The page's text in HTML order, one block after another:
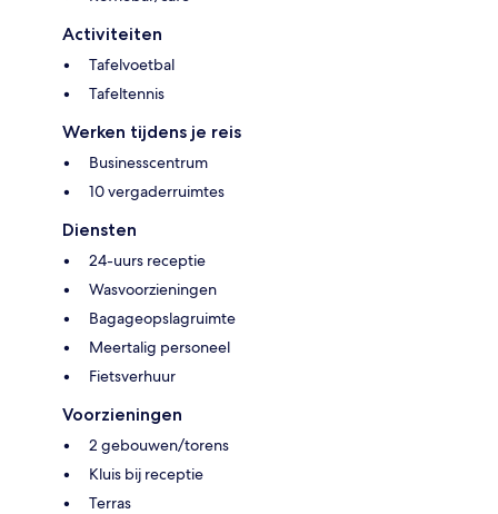
Activiteiten
Tafelvoetbal
Tafeltennis
Werken tijdens je reis
Businesscentrum
10 vergaderruimtes
Diensten
24-uurs receptie
Wasvoorzieningen
Bagageopslagruimte
Meertalig personeel
Fietsverhuur
Voorzieningen
2 gebouwen/torens
Kluis bij receptie
Terras